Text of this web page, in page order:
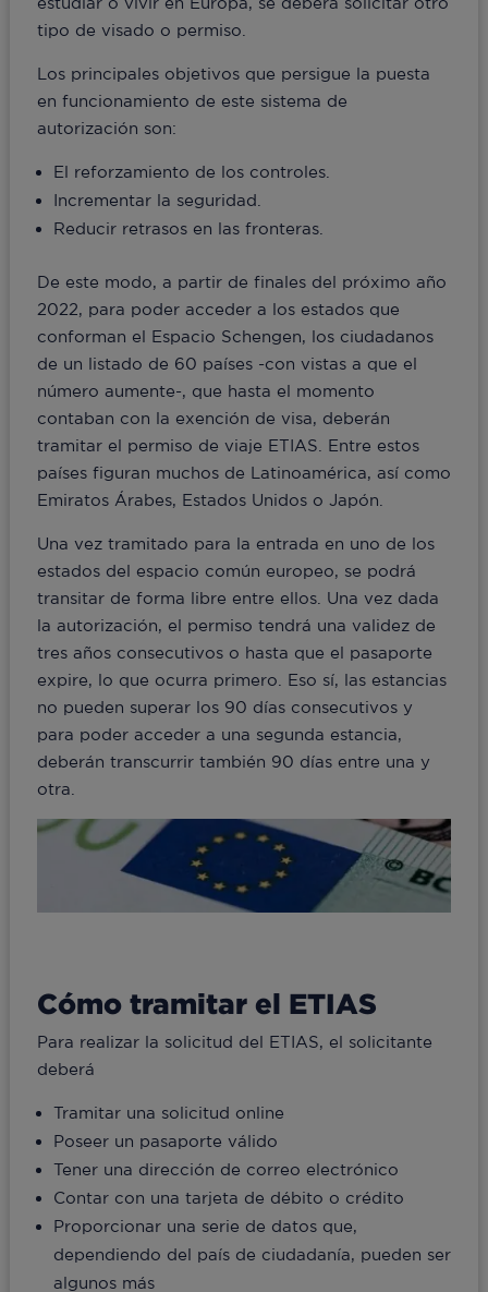
tipo de visado o permiso.
Los principales objetivos que persigue la puesta
en funcionamiento de este sistema de
autorización son:
El reforzamiento de los controles.
Incrementar la seguridad.
Reducir retrasos en las fronteras.
De este modo, a partir de finales del próximo año
2022, para poder acceder a los estados que
conforman el Espacio Schengen, los ciudadanos
de un listado de 60 países -con vistas a que el
número aumente-, que hasta el momento
contaban con la exención de visa, deberán
tramitar el permiso de viaje ETIAS. Entre estos
países figuran muchos de Latinoamérica, así como
Emiratos Árabes, Estados Unidos o Japón.
Una vez tramitado para la entrada en uno de los
estados del espacio común europeo, se podrá
transitar de forma libre entre ellos. Una vez dada
la autorización, el permiso tendrá una validez de
tres años consecutivos o hasta que el pasaporte
expire, lo que ocurra primero. Eso sí, las estancias
no pueden superar los 90 días consecutivos y
para poder acceder a una segunda estancia,
deberán transcurrir también 90 días entre una y
otra.
Cómo tramitar el ETIAS
Para realizar la solicitud del ETIAS, el solicitante
deberá
Tramitar una solicitud online
Poseer un pasaporte válido
Tener una dirección de correo electrónico
Contar con una tarjeta de débito o crédito
Proporcionar una serie de datos que,
dependiendo del país de ciudadanía, pueden ser
algunos más